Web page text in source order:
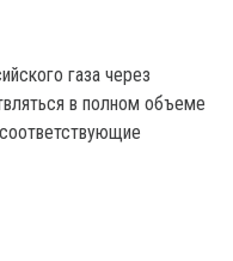
газа через
в полном объеме